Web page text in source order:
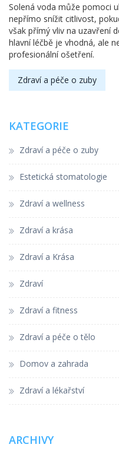
Solená voda může pomoci
nepřímo snížit citlivost,
však přímý vliv na uzavření
hlavní léčbě je vhodná, ale
profesionální ošetření.
Zdraví a péče o zuby
KATEGORIE
Zdraví a péče o zuby
Estetická stomatologie
Zdraví a wellness
Zdraví a krása
Zdraví a Krása
Zdraví
Zdraví a fitness
Zdraví a péče o tělo
Domov a zahrada
Zdraví a lékařství
ARCHIVY